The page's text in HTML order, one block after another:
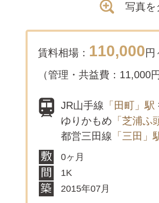
写真を
賃料相場： 110,000円
（管理・共益費：11,000円
JR山手線 「田町」駅
ゆりかもめ 「芝浦ふ
都営三田線 「三田」
0ヶ月
1K
2015年07月